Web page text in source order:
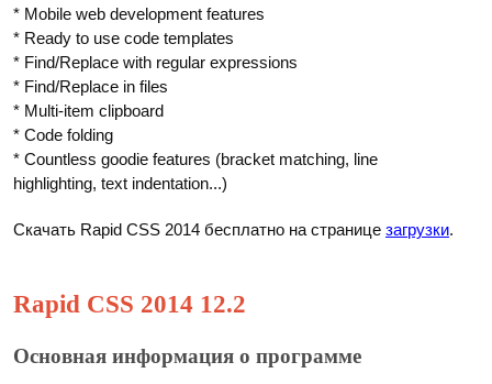
* Mobile web development features
* Ready to use code templates
* Find/Replace with regular expressions
* Find/Replace in files
* Multi-item clipboard
* Code folding
* Countless goodie features (bracket matching, line
highlighting, text indentation...)
Скачать Rapid CSS 2014 бесплатно на странице загрузки.
Rapid CSS 2014 12.2
Основная информация о программе